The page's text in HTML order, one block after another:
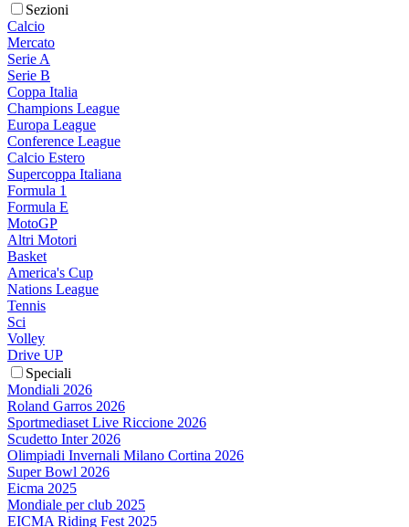
Sezioni
Calcio
Mercato
Serie A
Serie B
Coppa Italia
Champions League
Europa League
Conference League
Calcio Estero
Supercoppa Italiana
Formula 1
Formula E
MotoGP
Altri Motori
Basket
America's Cup
Nations League
Tennis
Sci
Volley
Drive UP
Speciali
Mondiali 2026
Roland Garros 2026
Sportmediaset Live Riccione 2026
Scudetto Inter 2026
Olimpiadi Invernali Milano Cortina 2026
Super Bowl 2026
Eicma 2025
Mondiale per club 2025
EICMA Riding Fest 2025